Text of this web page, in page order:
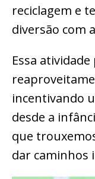
reciclagem e
diversão com
Essa
incentivando
desde a
que
dar caminhos